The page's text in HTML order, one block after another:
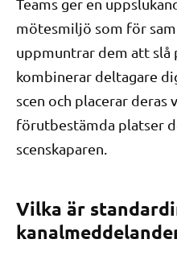
mötesmiljö som för
uppmuntrar dem att slå
kombinerar deltagare
scen och placerar
förutbestämda platser
scenskaparen.
Vilka är